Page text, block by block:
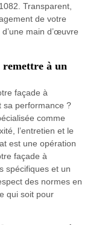
Transparent,
de votre
main d’œuvre
remettre à un
façade à
sa performance ?
comme
l’entretien et le
est une opération
façade à
spécifiques et un
des normes en
qui soit pour